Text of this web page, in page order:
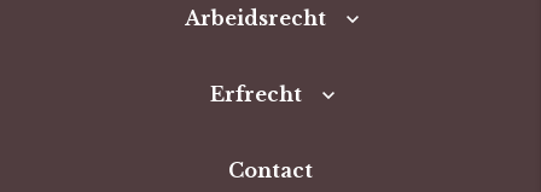
Arbeidsrecht
Erfrecht
Contact